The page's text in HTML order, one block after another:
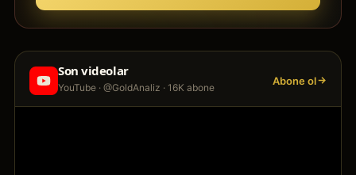
Son videolar
YouTube · @GoldAnaliz · 16K abone
Abone ol